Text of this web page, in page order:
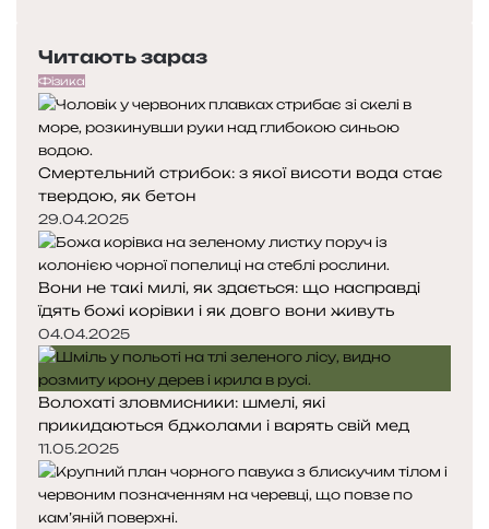
т
н
і
р
е
д
н
я
с
т
о
р
і
н
к
а
т
у
п
н
а
с
т
о
р
і
н
к
а
Читають зараз
Фізика
Смертельний стрибок: з якої висоти вода стає
твердою, як бетон
29.04.2025
Вони не такі милі, як здається: що насправді
їдять божі корівки і як довго вони живуть
04.04.2025
Волохаті зловмисники: шмелі, які
прикидаються бджолами і варять свій мед
11.05.2025